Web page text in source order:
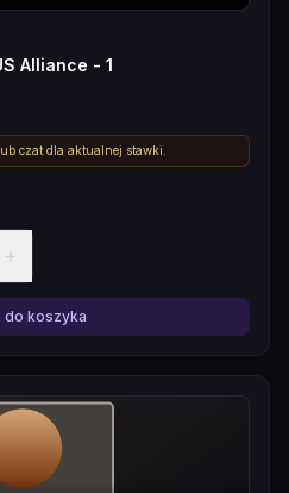
Alliance - 1
czat dla aktualnej stawki.
+
do koszyka